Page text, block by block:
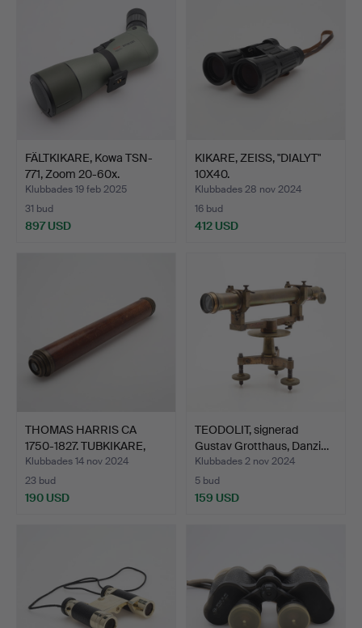
FÄLTKIKARE, Kowa TSN-
771, Zoom 20-60x.
Klubbades 19 feb 2025
31 bud
897 USD
KIKARE, ZEISS, "DIALYT"
10X40.
Klubbades 28 nov 2024
16 bud
412 USD
THOMAS HARRIS CA
1750-1827. TUBKIKARE,
GLA…
Klubbades 14 nov 2024
23 bud
190 USD
TEODOLIT, signerad
Gustav Grotthaus, Danzi…
Klubbades 2 nov 2024
5 bud
159 USD